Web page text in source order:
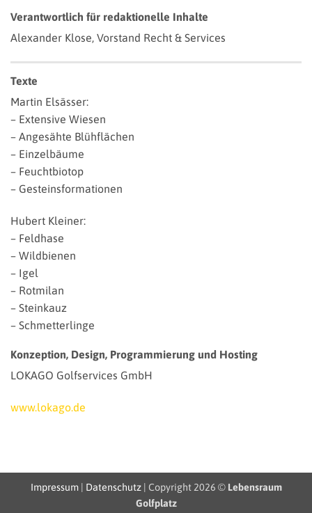
Verantwortlich für redaktionelle Inhalte
Alexander Klose, Vorstand Recht & Services
Texte
Martin Elsässer:
– Extensive Wiesen
– Angesähte Blühflächen
– Einzelbäume
– Feuchtbiotop
– Gesteinsformationen
Hubert Kleiner:
– Feldhase
– Wildbienen
– Igel
– Rotmilan
– Steinkauz
– Schmetterlinge
Konzeption, Design, Programmierung und Hosting
LOKAGO Golfservices GmbH
www.lokago.de
Impressum| Datenschutz| Copyright 2026 © Lebensraum
Golfplatz